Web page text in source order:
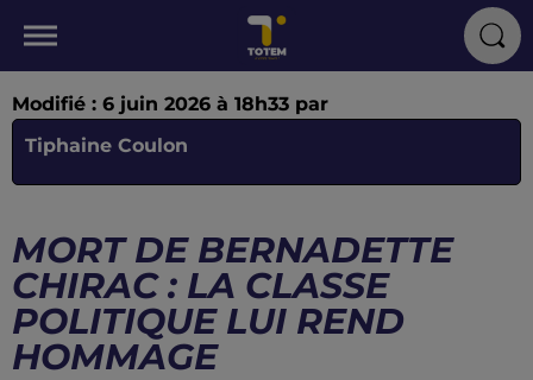
Modifié : 6 juin 2026 à 18h33 par
Tiphaine Coulon
MORT DE BERNADETTE
CHIRAC : LA CLASSE
POLITIQUE LUI REND
HOMMAGE